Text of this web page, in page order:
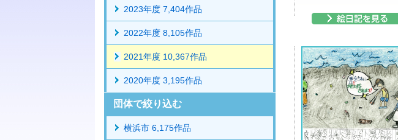
2023年度 7,404作品
2022年度 8,105作品
2021年度 10,367作品
2020年度 3,195作品
団体で絞り込む
横浜市 6,175作品